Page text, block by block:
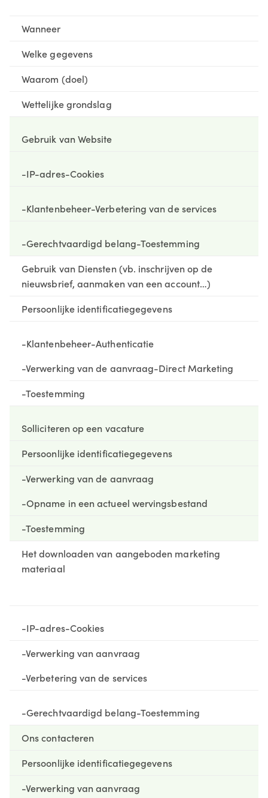
Wanneer
Welke gegevens
Waarom (doel)
Wettelijke grondslag
Gebruik van Website
-IP-adres-Cookies
-Klantenbeheer-Verbetering van de services
-Gerechtvaardigd belang-Toestemming
Gebruik van Diensten (vb. inschrijven op de
nieuwsbrief, aanmaken van een account…)
Persoonlijke identificatiegegevens
-Klantenbeheer-Authenticatie
-Verwerking van de aanvraag-Direct Marketing
-Toestemming
Solliciteren op een vacature
Persoonlijke identificatiegegevens
-Verwerking van de aanvraag
-Opname in een actueel wervingsbestand
-Toestemming
Het downloaden van aangeboden marketing
materiaal
-IP-adres-Cookies
-Verwerking van aanvraag
-Verbetering van de services
-Gerechtvaardigd belang-Toestemming
Ons contacteren
Persoonlijke identificatiegegevens
-Verwerking van aanvraag